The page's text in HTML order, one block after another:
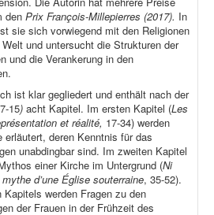
den Prix François-Millepierres (2017). In
sie sich vorwiegend mit den Religionen
und untersucht die Strukturen der
und die Verankerung in den
ist klar gegliedert und enthält nach der
7-15) acht Kapitel. Im ersten Kapitel (Les
et réalité, 17-34) werden
erläutert, deren Kenntnis für das
unabdingbar sind. Im zweiten Kapitel
einer Kirche im Untergrund (Ni
d’une Église souterraine, 35-52).
werden Fragen zu den
der Frauen in der Frühzeit des